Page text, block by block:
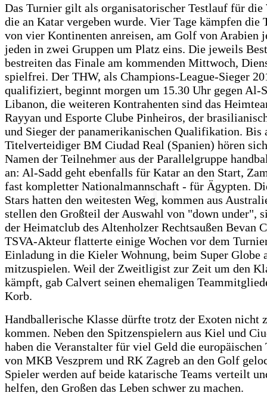
Das Turnier gilt als organisatorischer Testlauf für
die an Katar vergeben wurde. Vier Tage kämpfen die
von vier Kontinenten anreisen, am Golf von Arabien
jeden in zwei Gruppen um Platz eins. Die jeweils
bestreiten das Finale am kommenden Mittwoch,
spielfrei. Der THW, als Champions-League-Sieger
qualifiziert, beginnt morgen um 15.30 Uhr gegen Al-
Libanon, die weiteren Kontrahenten sind das
Rayyan und Esporte Clube Pinheiros, der
und Sieger der panamerikanischen Qualifikation. Bis
Titelverteidiger BM Ciudad Real (Spanien) hören
Namen der Teilnehmer aus der Parallelgruppe
an: Al-Sadd geht ebenfalls für Katar an den Start,
fast kompletter Nationalmannschaft - für Ägypten.
Stars hatten den weitesten Weg, kommen aus
stellen den Großteil der Auswahl von "down under",
der Heimatclub des Altenholzer Rechtsaußen Bevan
TSVA-Akteur flatterte einige Wochen vor dem
Einladung in die Kieler Wohnung, beim Super Globe
mitzuspielen. Weil der Zweitligist zur Zeit um den
kämpft, gab Calvert seinen ehemaligen
Korb.
Handballerische Klasse dürfte trotz der Exoten nicht
kommen. Neben den Spitzenspielern aus Kiel und
haben die Veranstalter für viel Geld die europäischen
von MKB Veszprem und RK Zagreb an den Golf
Spieler werden auf beide katarische Teams verteilt
helfen, den Großen das Leben schwer zu machen.